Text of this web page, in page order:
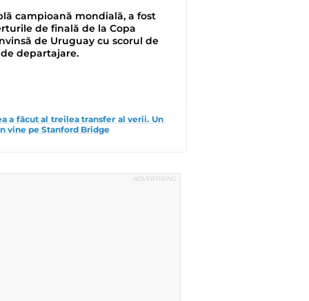
campioană mondială, a fost
de finală de la Copa
de Uruguay cu scorul de
departajare.
a făcut al treilea transfer al verii. Un
vine pe Stanford Bridge